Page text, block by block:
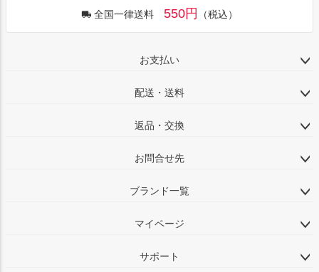
全国一律送料 550円 （税込）
お支払い
配送・送料
返品・交換
お問合せ先
ブランド一覧
マイページ
サポート